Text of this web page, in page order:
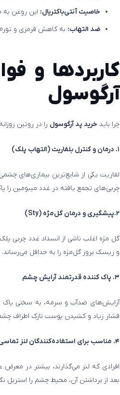
خاصیت آنتی‌باکتریال: این روغن به
ضد التهاب: به کاهش قرمزی و
کاربردها و
آرگوسول
چرا باید خرید پد آرگوسول را در روتین
۱. درمان و کنترل بلفاریت (التهاب پلک)
لفاریت یکی از شایع‌ترین بیماری‌های
چربی‌های تجمع یافته در غدد میبومین را
۲.پیشگیری و درمان گل‌مژه (Sty)
گل‌ مژه اغلب ناشی از انسداد غدد چربی
و ریسک بروز گل‌مژه را به حداقل می‌رساند.
۳. پاک‌ کننده قدرتمند آرایش چشم
آرایش‌های ضدآب و سرمه، به سختی پاک
فشار زیاد و کشیدن پوست نازک اطراف
۴. مناسب برای استفاده‌کنندگان لنز تماسی
افرادی که لنز می‌گذارند، بیشتر در
بعد از برداشتن آن، محیط چشم را استریل